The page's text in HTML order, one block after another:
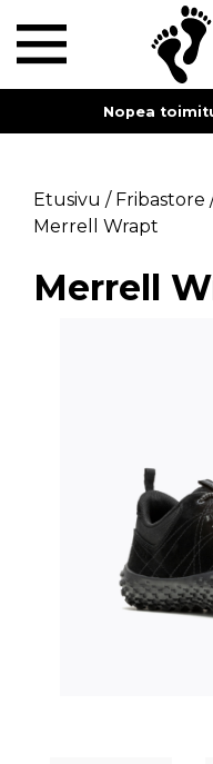
Nopea
Etusivu / Fribastore
Merrell Wrapt
Merrell